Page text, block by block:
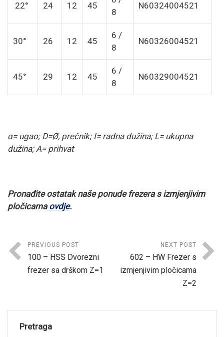
22° 24 12 45
8
N60324004521
30° 26 12 45
6 /
8
N60326004521
45° 29 12 45
6 /
8
N60329004521
α= ugao; D=Ø, prečnik; I= radna dužina; L= ukupna
dužina; A= prihvat
Pronađite ostatak naše ponude frezera s izmjenjivim
pločicamaovdje.
PREVIOUS POST
100 – HSS Dvorezni
frezer sa drškom Z=1
NEXT POST
602 – HW Frezer s
izmjenjivim pločicama
Z=2
Pretraga